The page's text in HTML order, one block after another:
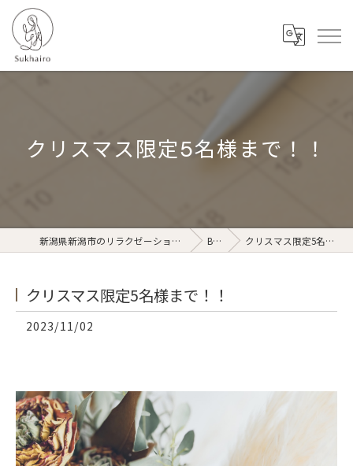
クリスマス限定5名様まで！！
新潟県新潟市のリラクゼーションならSukhairo Blog クリスマス限定5名様まで！！
クリスマス限定5名様まで！！
2023/11/02